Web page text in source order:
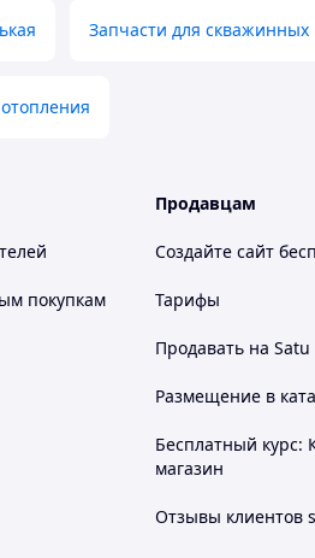
Запчасти для скважинных
покупкам
Продавцам
Создайте сайт
Тарифы
Продавать на Satu
Размещение в
Бесплатный курс:
магазин
Отзывы клиентов